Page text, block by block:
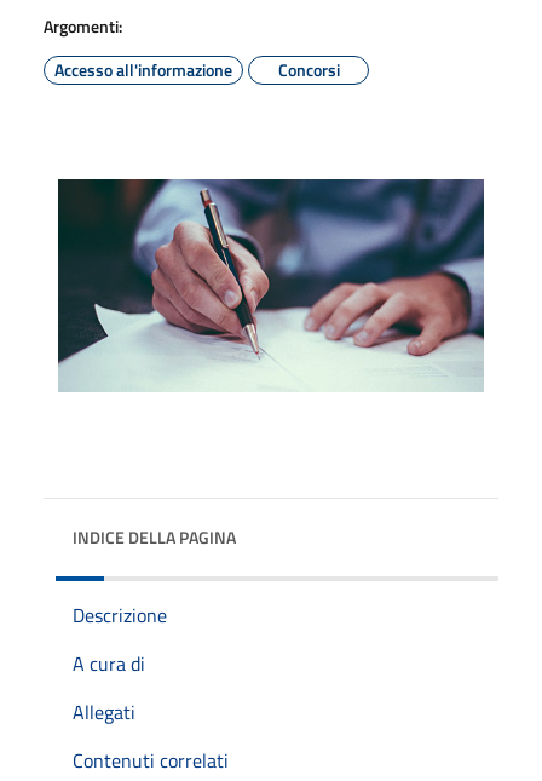
Argomenti:
Accesso all'informazione
Concorsi
INDICE DELLA PAGINA
Descrizione
A cura di
Allegati
Contenuti correlati